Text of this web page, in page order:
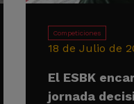
Competiciones
18 de Julio de
El ESBK
jornada